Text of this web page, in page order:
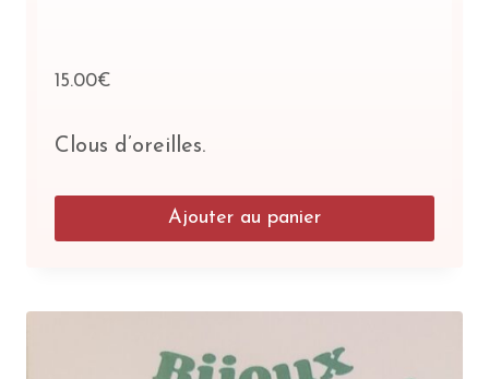
15.00€
Clous d’oreilles.
Ajouter au panier